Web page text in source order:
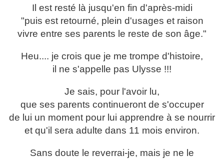
Il est resté là jusqu'en fin d'après-midi
"puis est retourné, plein d'usages et raison
vivre entre ses parents le reste de son âge."
Heu.... je crois que je me trompe d'histoire,
il ne s'appelle pas Ulysse !!!
Je sais, pour l'avoir lu,
que ses parents continueront de s'occuper
de lui un moment pour lui apprendre à se nourrir
et qu'il sera adulte dans 11 mois environ.
Sans doute le reverrai-je, mais je ne le